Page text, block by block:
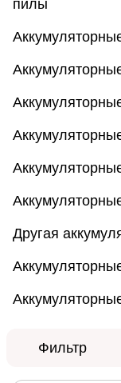
пилы
Другая
Фильтр